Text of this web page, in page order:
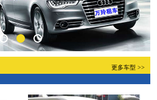
更多车型 >>
关于我们
新手入门